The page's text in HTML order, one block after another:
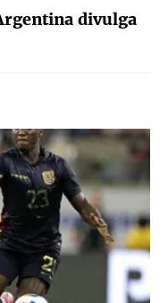
divulga